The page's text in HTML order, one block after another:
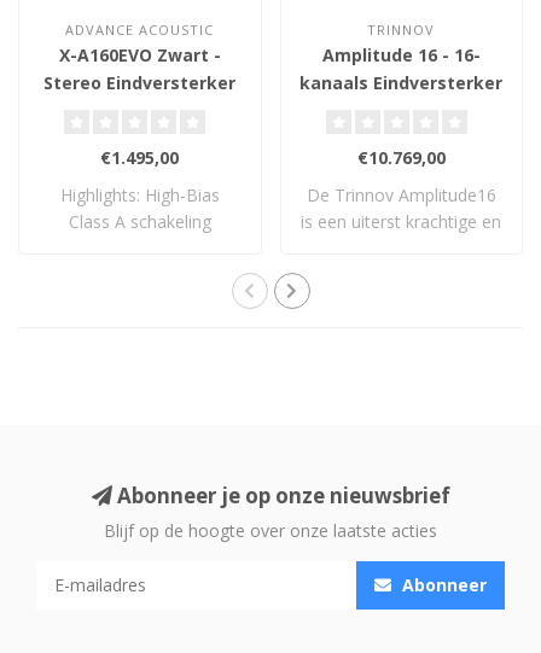
ADVANCE ACOUSTIC
X-A160EVO Zwart -
Stereo Eindversterker
€1.495,00
Highlights: High-Bias
Class A schakeling
TRINNOV
Amplitude 16 - 16-
kanaals Eindversterker
€10.769,00
De Trinnov Amplitude16
is een uiterst krachtige en
Abonneer je op onze nieuwsbrief
Blijf op de hoogte over onze laatste acties
Abonneer